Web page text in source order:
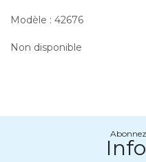
Modèle : 42676
Non disponible